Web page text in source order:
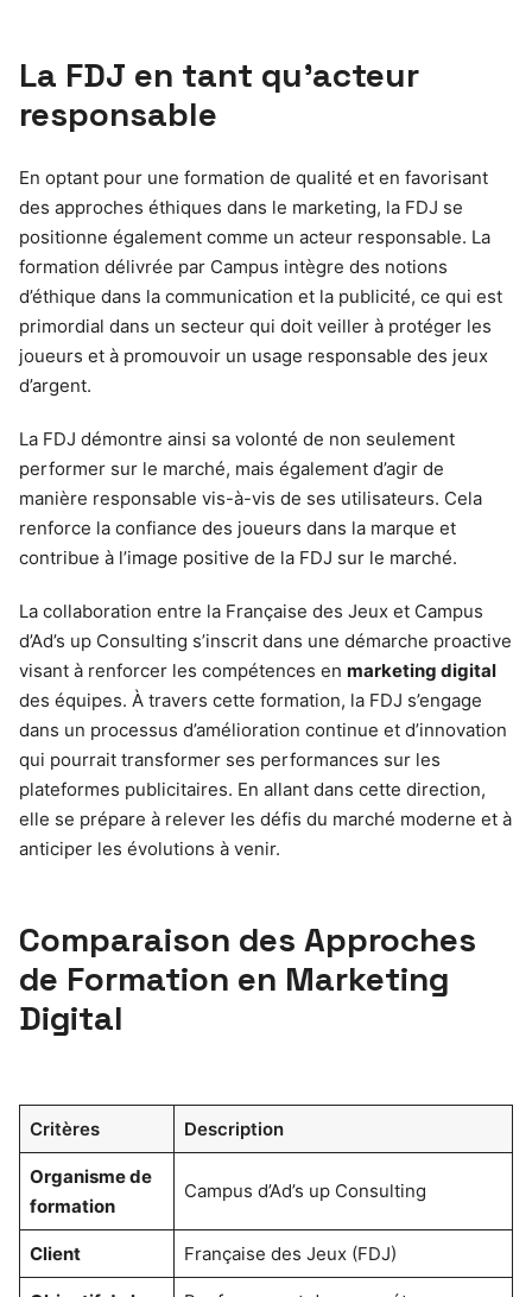
La FDJ en tant qu’acteur
responsable
En optant pour une formation de qualité et en favorisant
des approches éthiques dans le marketing, la FDJ se
positionne également comme un acteur responsable. La
formation délivrée par Campus intègre des notions
d’éthique dans la communication et la publicité, ce qui est
primordial dans un secteur qui doit veiller à protéger les
joueurs et à promouvoir un usage responsable des jeux
d’argent.
La FDJ démontre ainsi sa volonté de non seulement
performer sur le marché, mais également d’agir de
manière responsable vis-à-vis de ses utilisateurs. Cela
renforce la confiance des joueurs dans la marque et
contribue à l’image positive de la FDJ sur le marché.
La collaboration entre la Française des Jeux et Campus
d’Ad’s up Consulting s’inscrit dans une démarche proactive
visant à renforcer les compétences en marketing digital
des équipes. À travers cette formation, la FDJ s’engage
dans un processus d’amélioration continue et d’innovation
qui pourrait transformer ses performances sur les
plateformes publicitaires. En allant dans cette direction,
elle se prépare à relever les défis du marché moderne et à
anticiper les évolutions à venir.
Comparaison des Approches
de Formation en Marketing
Digital
Critères Description
Organisme de
formation
Campus d’Ad’s up Consulting
Client Française des Jeux (FDJ)